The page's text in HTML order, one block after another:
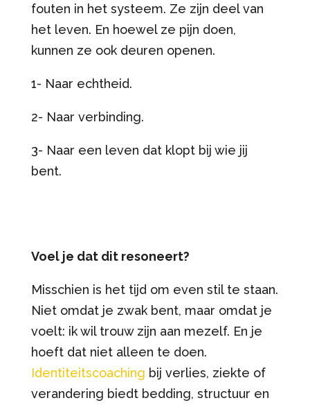
fouten in het systeem. Ze zijn deel van
het leven. En hoewel ze pijn doen,
kunnen ze ook deuren openen.
1- Naar echtheid.
2- Naar verbinding.
3- Naar een leven dat klopt bij wie jij
bent.
Voel je dat dit resoneert?
Misschien is het tijd om even stil te staan.
Niet omdat je zwak bent, maar omdat je
voelt: ik wil trouw zijn aan mezelf. En je
hoeft dat niet alleen te doen.
Identiteitscoaching bij verlies, ziekte of
verandering biedt bedding, structuur en